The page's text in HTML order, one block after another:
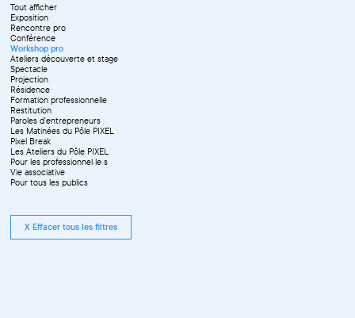
Tout afficher
Exposition
Rencontre pro
Conférence
Workshop pro
Ateliers découverte et stage
Spectacle
Projection
Résidence
Formation professionnelle
Restitution
Paroles d'entrepreneurs
Les Matinées du Pôle PIXEL
Pixel Break
Les Ateliers du Pôle PIXEL
Pour les professionnel·le·s
Vie associative
Pour tous les publics
X Effacer tous les filtres